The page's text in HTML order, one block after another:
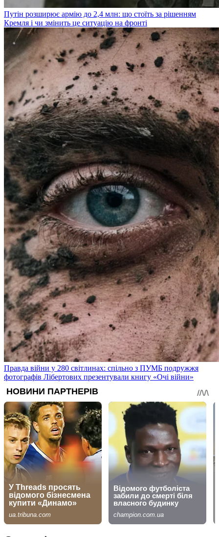
Путін розширює армію до 2,4 млн: що стоїть за рішенням
Кремля і чи змінить це ситуацію на фронті
Правда війни у 280 світлинах: спільно з ПУМБ подружжя
фотографів Лібертових презентували книгу «Очі війни»